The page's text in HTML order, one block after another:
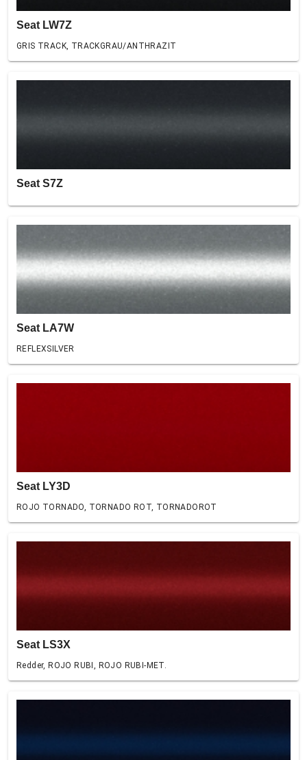
Seat LW7Z
GRIS TRACK, TRACKGRAU/ANTHRAZIT
Seat S7Z
Seat LA7W
REFLEXSILVER
Seat LY3D
ROJO TORNADO, TORNADO ROT, TORNADOROT
Seat LS3X
Redder, ROJO RUBI, ROJO RUBI-MET.